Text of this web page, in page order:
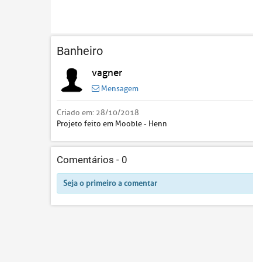
Banheiro
vagner
Mensagem
Criado em: 28/10/2018
Projeto feito em Mooble - Henn
Comentários - 0
Seja o primeiro a comentar